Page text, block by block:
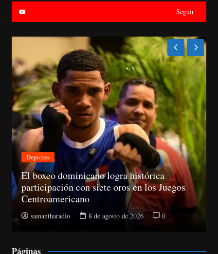
Seguir
Deportes
El boxeo dominicano logra histórica
participación con siete oros en los Juegos
Centroamericano
samantharadio 8 de agosto de 2026
Páginas